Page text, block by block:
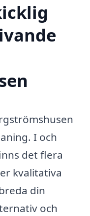
I och
det flera
kvalitativa
din
och